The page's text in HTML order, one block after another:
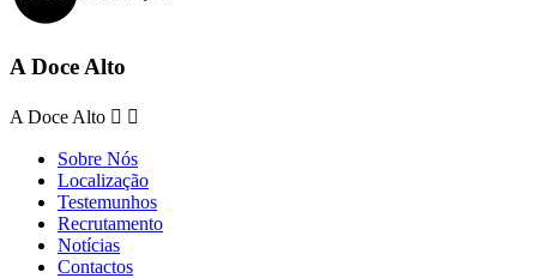
A Doce Alto
A Doce Alto  
Sobre Nós
Localização
Testemunhos
Recrutamento
Notícias
Contactos